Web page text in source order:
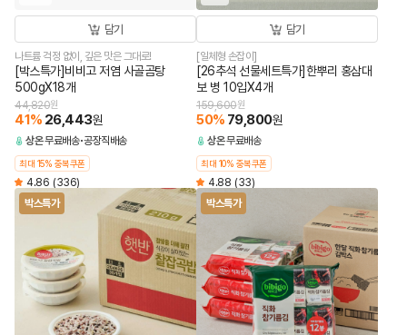
담기
나트륨 걱정 없이, 깊은 맛은 그대로!
[박스특가]비비고 저염 사골곰탕
500gX18개
44,820원
41% 26,443원
상온무료배송 공장직배송
최대 15% 중복쿠폰
4.86 (336)
담기
[일체형 손잡이]
[26추석 선물세트특가]한뿌리 홍삼대
보 병 10입X4개
159,600원
50% 79,800원
상온무료배송
최대 10% 중복쿠폰
4.88 (33)
박스특가
박스특가